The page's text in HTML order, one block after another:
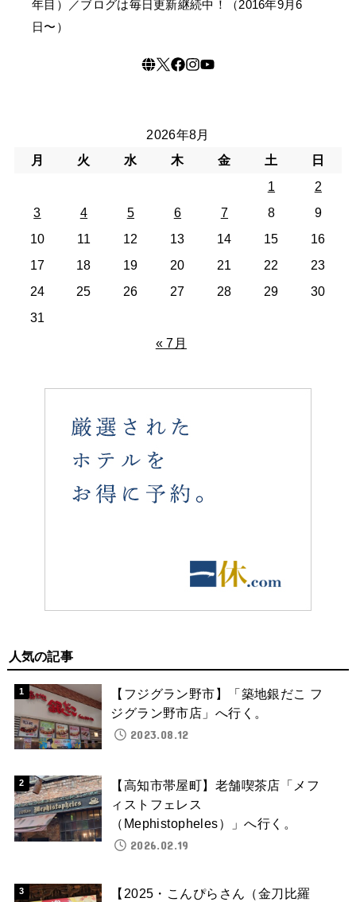
年目）／ブログは毎日更新継続中！（2016年9月6
日〜）
2026年8月
月
火 水 木 金 土
日
1
2
3
4 5 6 7 8
9
10
11 12 13 14 15
16
17
18 19 20 21 22
23
24
25 26 27 28 29
30
31
« 7月
人気の記事
【フジグラン野市】「築地銀だこ フ
ジグラン野市店」へ行く。
2023.08.12
【高知市帯屋町】老舗喫茶店「メフ
ィストフェレス
（Mephistopheles）」へ行く。
2026.02.19
【2025・こんぴらさん（金刀比羅